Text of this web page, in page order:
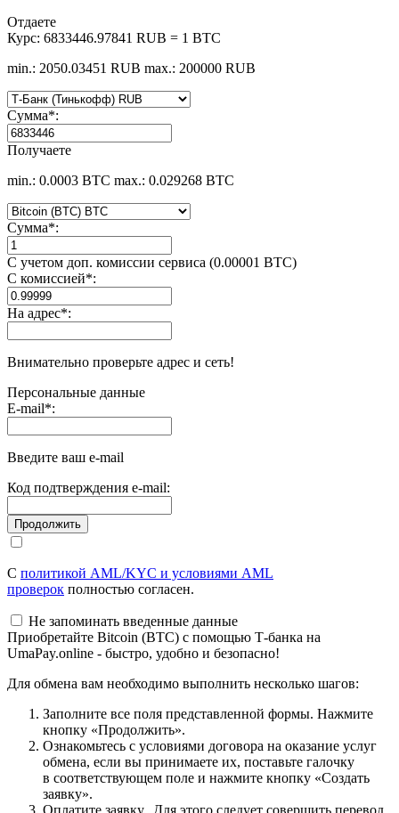
Отдаете
Курс: 6833446.97841 RUB = 1 BTC
min.: 2050.03451 RUB max.: 200000 RUB
Сумма*:
Получаете
min.: 0.0003 BTC max.: 0.029268 BTC
Сумма*:
С учетом доп. комиссии сервиса (0.00001 BTC)
С комиссией*:
На адрес*:
Внимательно проверьте адрес и сеть!
Персональные данные
E-mail*:
Введите ваш e-mail
Код подтверждения e-mail:
С политикой AML/KYC и условиями AML
проверок полностью согласен.
Не запоминать введенные данные
Приобретайте Bitcoin (BTC) с помощью Т-банка на
UmaPay.online - быстро, удобно и безопасно!
Для обмена вам необходимо выполнить несколько шагов:
Заполните все поля представленной формы. Нажмите
кнопку «Продолжить».
Ознакомьтесь с условиями договора на оказание услуг
обмена, если вы принимаете их, поставьте галочку
в соответствующем поле и нажмите кнопку «Создать
заявку».
Оплатите заявку. Для этого следует совершить перевод